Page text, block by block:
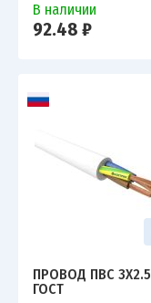
В наличии
92.48 ₽
ПРОВОД ПВС 3Х2.5
ГОСТ